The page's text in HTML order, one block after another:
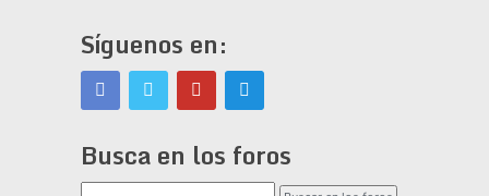
Síguenos en:
Busca en los foros